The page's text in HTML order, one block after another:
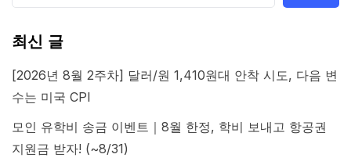
최신 글
[2026년 8월 2주차] 달러/원 1,410원대 안착 시도, 다음 변
수는 미국 CPI
모인 유학비 송금 이벤트｜8월 한정, 학비 보내고 항공권
지원금 받자! (~8/31)